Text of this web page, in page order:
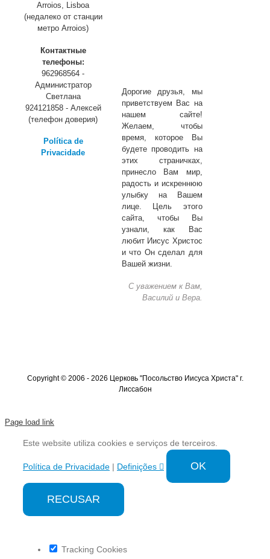
Arroios, Lisboa
(недалеко от станции
метро Arroios)
Контактные
телефоны:
962968564 -
Администратор
Светлана
924121858 - Алексей
(телефон доверия)
Política de
Privacidade
Дорогие друзья, мы
приветствуем Вас на
нашем сайте!
Желаем, чтобы
время, которое Вы
будете проводить на
этих страничках,
принесло Вам мир,
радость и искреннюю
улыбку на Вашем
лице. Цель этого
сайта, чтобы Вы
узнали, как Вас
любит Иисус Христос
и что Он сделал для
Вашей жизни.
С уважением к Вам,
Василий и Вера.
Copyright © 2006 - 2026 Церковь "Посольство Иисуса Христа" г.
Лиссабон
Page load link
Este website utiliza cookies e serviços de terceiros.
Política de Privacidade | Definições OK
RECUSAR
Tracking Cookies